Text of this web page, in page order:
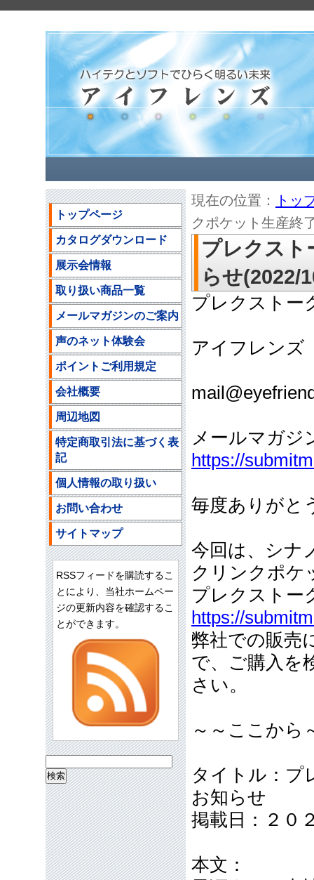
現在の位置：
トッ
クポケット生産終
プレクスト
らせ(2022/
プレクストー
アイフレン
メールマガジ
https://
毎度ありがと
今回は、シナ
クリンクポケ
プレクストー
https://
弊社での販売
で、ご購入を
さい。
～～ここから
タイトル：プ
お知らせ
掲載日：２０
本文：
トップページ
カタログダウンロード
展示会情報
取り扱い商品一覧
メールマガジンのご案内
声のネット体験会
ポイントご利用規定
会社概要
周辺地図
特定商取引法に基づく表
記
個人情報の取り扱い
お問い合わせ
サイトマップ
RSSフィードを購読するこ
とにより、当社ホームペー
ジの更新内容を確認するこ
とができます。
索: